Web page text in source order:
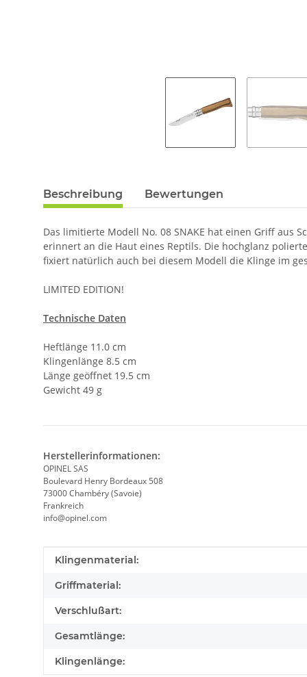
Beschreibung Bewertungen
Das limitierte Modell No. 08 SNAKE hat einen Griff aus
erinnert an die Haut eines Reptils. Die hochglanz
fixiert natürlich auch bei diesem Modell die Klinge im
LIMITED EDITION!
Technische Daten
Heftlänge 11.0 cm
Klingenlänge 8.5 cm
Länge geöffnet 19.5 cm
Gewicht 49 g
Herstellerinformationen:
OPINEL SAS
Boulevard Henry Bordeaux 508
73000 Chambéry (Savoie)
Frankreich
info@opinel.com
Produkteigenschaft
Wert
Klingenmaterial:
Griffmaterial:
Verschlußart:
Gesamtlänge:
Klingenlänge: